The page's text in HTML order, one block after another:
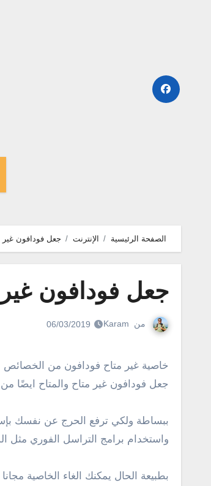
الصفحة الرئيسية الإنترنت جعل فودافون غير
جعل فودافون غير
من Karam
06/03/2019
خاصية غير متاح فودافون من الخصائص المجانية الأكثر من رائعة حيث تمكنك من عدم عدم استقبال مكالمات فودافون وفي نفس الوقت بدون غلق الهاتف وهو ما يوفره كود
جعل فودافون غير متاح والمتاح ايضًا
ببساطة ولكي ترفع الحرج عن نفسك
واستخدام برامج التراسل الفوري مثل
بطبيعة الحال يمكنك الغاء الخاصية